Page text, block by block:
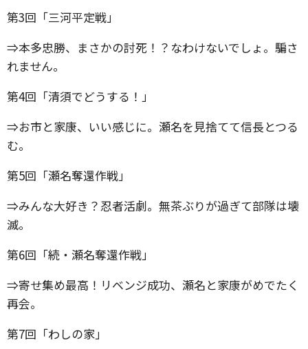
第3回「三河平定戦」
⇒本多忠勝、まさかの討死！？なわけないでしょ。騙さ
れません。
第4回「清須でどうする！」
⇒お市と家康、いい感じに。瀬名を見捨てて信長とつる
む。
第5回「瀬名奪還作戦」
⇒みんな大好き？忍者活劇。無茶ぶりが過ぎて部隊は壊
滅。
第6回「続・瀬名奪還作戦」
⇒寄せ集め最高！リベンジ成功、瀬名と家康がめでたく
再会。
第7回「わしの家」